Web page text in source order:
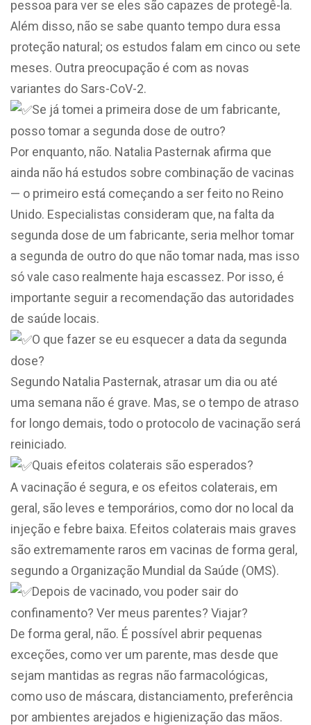
pessoa para ver se eles são capazes de protegê-la.
Além disso, não se sabe quanto tempo dura essa
proteção natural; os estudos falam em cinco ou sete
meses. Outra preocupação é com as novas
variantes do Sars-CoV-2.
Se já tomei a primeira dose de um fabricante,
posso tomar a segunda dose de outro?
Por enquanto, não. Natalia Pasternak afirma que
ainda não há estudos sobre combinação de vacinas
— o primeiro está começando a ser feito no Reino
Unido. Especialistas consideram que, na falta da
segunda dose de um fabricante, seria melhor tomar
a segunda de outro do que não tomar nada, mas isso
só vale caso realmente haja escassez. Por isso, é
importante seguir a recomendação das autoridades
de saúde locais.
O que fazer se eu esquecer a data da segunda
dose?
Segundo Natalia Pasternak, atrasar um dia ou até
uma semana não é grave. Mas, se o tempo de atraso
for longo demais, todo o protocolo de vacinação será
reiniciado.
Quais efeitos colaterais são esperados?
A vacinação é segura, e os efeitos colaterais, em
geral, são leves e temporários, como dor no local da
injeção e febre baixa. Efeitos colaterais mais graves
são extremamente raros em vacinas de forma geral,
segundo a Organização Mundial da Saúde (OMS).
Depois de vacinado, vou poder sair do
confinamento? Ver meus parentes? Viajar?
De forma geral, não. É possível abrir pequenas
exceções, como ver um parente, mas desde que
sejam mantidas as regras não farmacológicas,
como uso de máscara, distanciamento, preferência
por ambientes arejados e higienização das mãos.